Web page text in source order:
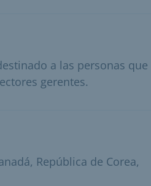
a las personas que
gerentes.
República de Corea,